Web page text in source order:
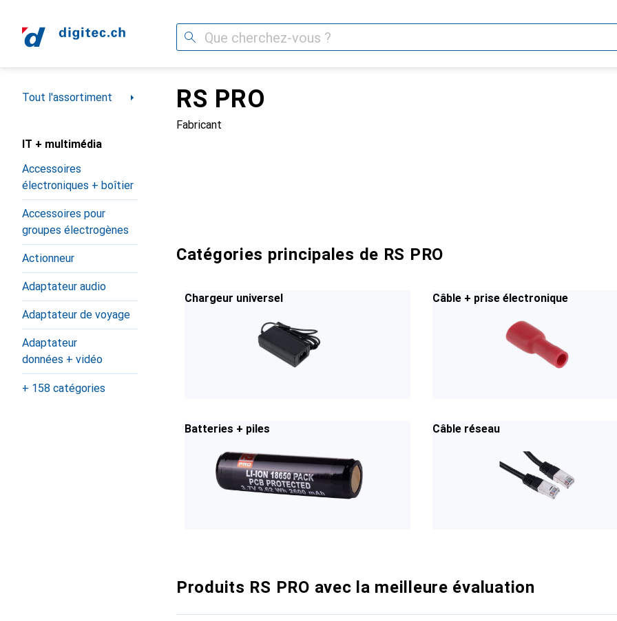
Recherche
Navigation par catégorie
Tout l'assortiment
IT + multimédia
Accessoires
électroniques + boîtier
Accessoires pour
groupes électrogènes
Actionneur
Adaptateur audio
Adaptateur de voyage
Adaptateur
données + vidéo
+ 158 catégories
RS PRO
Fabricant
Catégories principales de RS PRO
Chargeur universel Câble + prise électronique
Batteries + piles Câble réseau
Produits RS PRO avec la meilleure évaluation